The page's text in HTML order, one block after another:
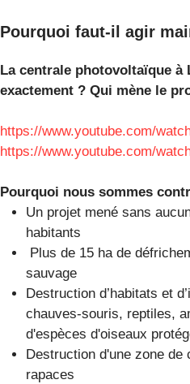
Pourquoi faut-il agir
La centrale photovoltaïque à
exactement ? Qui mène le
https://www.youtube.com/
https://www.youtube.com/
Pourquoi nous sommes
Un projet mené sans
habitants
Plus de 15 ha de
sauvage
Destruction d’habitats et
chauves-souris, reptiles,
d'espèces d'oiseaux
Destruction d'une zone
rapaces